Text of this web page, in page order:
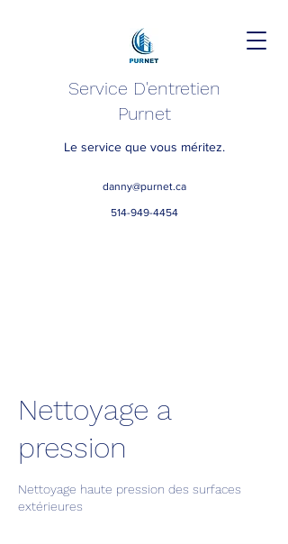
Service D'entretien
Purnet
Le service que vous méritez.
danny@purnet.ca
514-949-4454
Nettoyage a
pression
Nettoyage haute pression des surfaces
extérieures